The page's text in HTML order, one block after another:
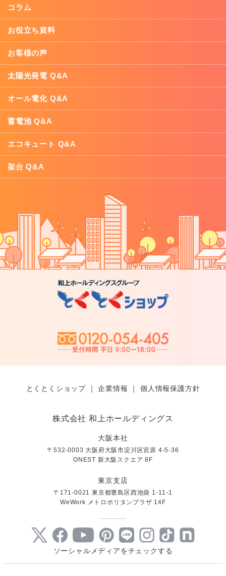
コラム
お役立ち資料
お客様の声
太陽光発電 Q&A
オール電化 Q&A
蓄電池 Q&A
エコキュート Q&A
架台 Q&A
とくとくショップ｜企業情報 ｜ 個人情報保護方針
株式会社 和上ホールディングス
大阪本社
〒532-0003 大阪府大阪市淀川区宮原 4-5-36
ONEST 新大阪スクエア 8F
東京支店
〒171-0021 東京都豊島区西池袋 1-11-1
WeWork メトロポリタンプラザ 14F
ソーシャルメディアをチェックする